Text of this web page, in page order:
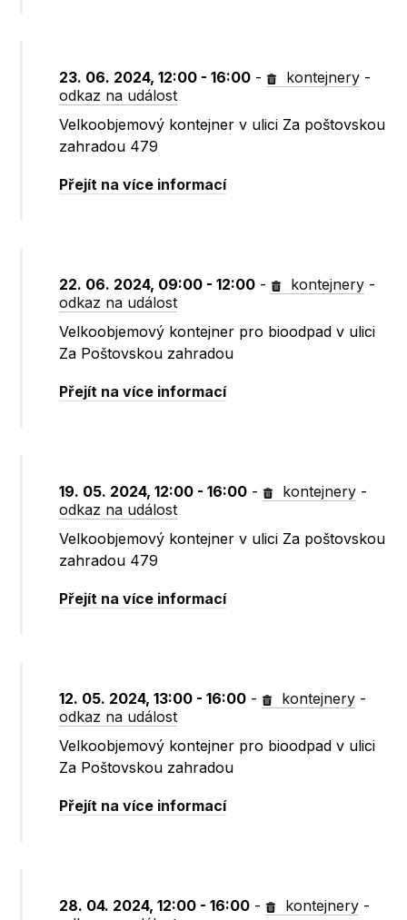
23. 06. 2024, 12:00 - 16:00 - kontejnery -
odkaz na událost
Velkoobjemový kontejner v ulici Za poštovskou
zahradou 479
Přejít na více informací
22. 06. 2024, 09:00 - 12:00 - kontejnery -
odkaz na událost
Velkoobjemový kontejner pro bioodpad v ulici
Za Poštovskou zahradou
Přejít na více informací
19. 05. 2024, 12:00 - 16:00 - kontejnery -
odkaz na událost
Velkoobjemový kontejner v ulici Za poštovskou
zahradou 479
Přejít na více informací
12. 05. 2024, 13:00 - 16:00 - kontejnery -
odkaz na událost
Velkoobjemový kontejner pro bioodpad v ulici
Za Poštovskou zahradou
Přejít na více informací
28. 04. 2024, 12:00 - 16:00 - kontejnery -